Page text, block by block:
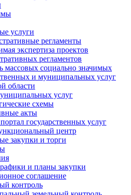
услуги
регламенты
экспертиза проектов
регламентов
массовых социально значимых
и муниципальных услуг
области
услуг
схемы
акты
государственных услуг
центр
закупки и торги
и планы закупки
соглашение
контроль